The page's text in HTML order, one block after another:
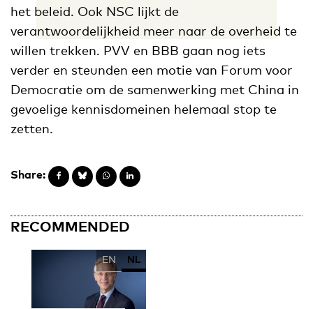
het beleid. Ook NSC lijkt de
verantwoordelijkheid meer naar de overheid te
willen trekken. PVV en BBB gaan nog iets
verder en steunden een motie van Forum voor
Democratie om de samenwerking met China in
gevoelige kennisdomeinen helemaal stop te
zetten.
Share:
RECOMMENDED
EN NL